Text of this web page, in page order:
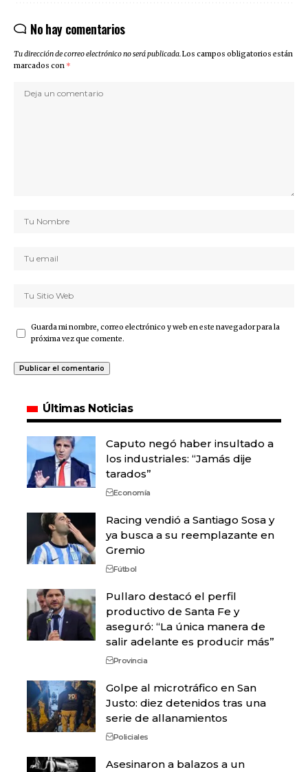
No hay comentarios
Tu dirección de correo electrónico no será publicada.Los campos obligatorios están
marcados con *
Guarda mi nombre, correo electrónico y web en este navegador para la
próxima vez que comente.
Últimas Noticias
Caputo negó haber insultado a
los industriales: “Jamás dije
tarados”
Economía
Racing vendió a Santiago Sosa y
ya busca a su reemplazante en
Gremio
Fútbol
Pullaro destacó el perfil
productivo de Santa Fe y
aseguró: “La única manera de
salir adelante es producir más”
Provincia
Golpe al microtráfico en San
Justo: diez detenidos tras una
serie de allanamientos
Policiales
Asesinaron a balazos a un